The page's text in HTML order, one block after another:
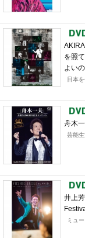
を照
よい
日本
舟木
芸能
井上
ミュ